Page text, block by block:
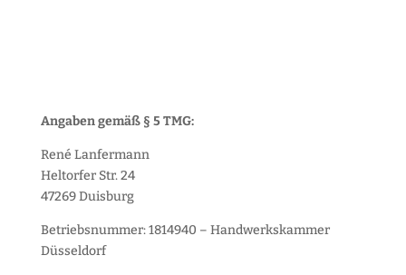
Angaben gemäß § 5 TMG:
René Lanfermann
Heltorfer Str. 24
47269 Duisburg
Betriebsnummer: 1814940 – Handwerkskammer
Düsseldorf